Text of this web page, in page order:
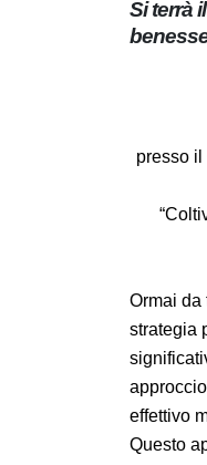
Si terrà
presso
Ormai
evidenti
può che